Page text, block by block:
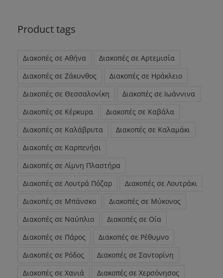
Product tags
Διακοπές σε Αθήνα
Διακοπές σε Αρτεμισία
Διακοπές σε Ζάκυνθος
Διακοπές σε Ηράκλειο
Διακοπές σε Θεσσαλονίκη
Διακοπές σε Ιωάννινα
Διακοπές σε Κέρκυρα
Διακοπές σε Καβάλα
Διακοπές σε Καλάβρυτα
Διακοπές σε Καλαμάκι
Διακοπές σε Καρπενήσι
Διακοπές σε Λίμνη Πλαστήρα
Διακοπές σε Λουτρά Πόζαρ
Διακοπές σε Λουτράκι
Διακοπές σε Μπάνσκο
Διακοπές σε Μύκονος
Διακοπές σε Ναύπλιο
Διακοπές σε Οία
Διακοπές σε Πάρος
Διακοπές σε Ρέθυμνο
Διακοπές σε Ρόδος
Διακοπές σε Σαντορίνη
Διακοπές σε Χανιά
Διακοπές σε Χερσόνησος